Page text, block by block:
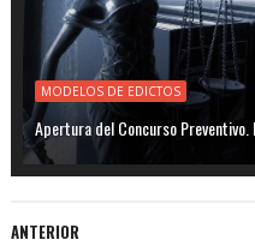
MODELOS DE EDICTOS
Apertura del Concurso Preventivo.
ANTERIOR